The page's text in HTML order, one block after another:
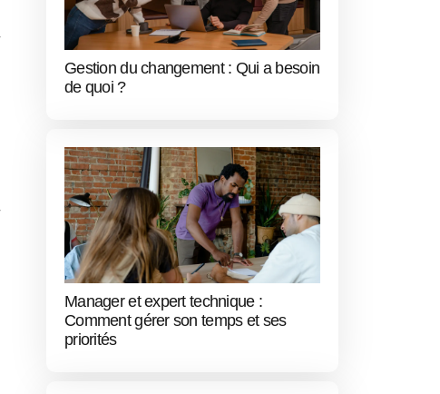
Gestion du changement : Qui a besoin
de quoi ?
Manager et expert technique :
Comment gérer son temps et ses
priorités